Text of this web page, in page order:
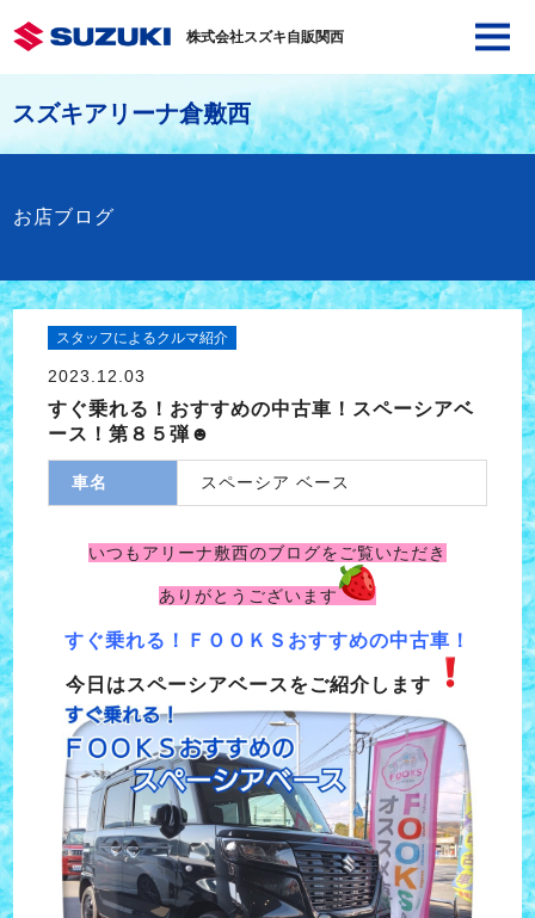
株式会社スズキ自販関西
スズキアリーナ倉敷西
お店ブログ
スタッフによるクルマ紹介
2023.12.03
すぐ乗れる！おすすめの中古車！スペーシアベ
ース！第８５弾☻
車名 スペーシア ベース
いつもアリーナ敷西のブログをご覧いただき
ありがとうございます
すぐ乗れる！ＦＯＯＫＳおすすめの中古車！
今日はスペーシアベースをご紹介します